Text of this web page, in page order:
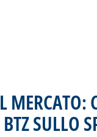
MERCATO:
SULLO